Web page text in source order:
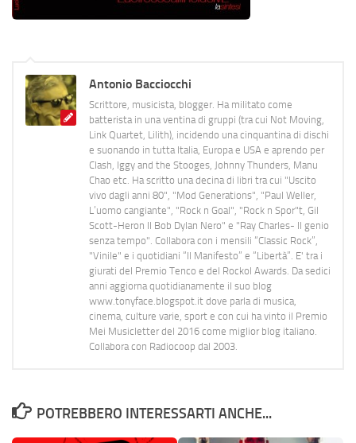
Antonio Bacciocchi
Scrittore, musicista, blogger. Ha militato come
batterista in una ventina di gruppi (tra cui Not Moving,
Link Quartet, Lilith), incidendo una cinquantina di dischi
e suonando in tutta Italia, Europa e USA e aprendo per
Clash, Iggy and the Stooges, Johnny Thunders, Manu
Chao etc. Ha scritto una decina di libri tra cui "Uscito
vivo dagli anni 80", "Mod Generations", "Paul Weller,
L’uomo cangiante", "Rock n Goal", "Rock n Spor"t, Gil
Scott-Heron Il Bob Dylan Nero" e "Ray Charles- Il genio
senza tempo". Collabora con i mensili “Classic Rock”,
"Vinile" e i quotidiani “Il Manifesto” e “Libertà”. E' tra i
giurati del Premio Tenco e del Rockol Awards. Da sedici
anni aggiorna quotidianamente il suo blog
www.tonyface.blogspot.it dove parla di musica,
cinema, culture varie, sport e con cui ha vinto il Premio
Mei Musicletter del 2016 come miglior blog italiano.
Collabora con Radiocoop dal 2003.
POTREBBERO INTERESSARTI ANCHE...